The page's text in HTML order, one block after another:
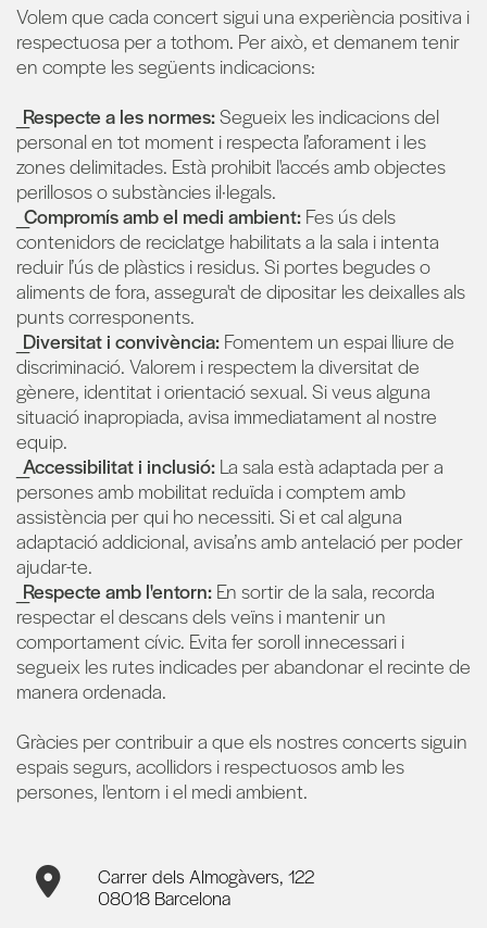
Volem que cada concert sigui una experiència positiva i
respectuosa per a tothom. Per això, et demanem tenir
en compte les següents indicacions:
_Respecte a les normes:Segueix les indicacions del
personal en tot moment i respecta l’aforament i les
zones delimitades. Està prohibit l'accés amb objectes
perillosos o substàncies il·legals.
_Compromís amb el medi ambient: Fes ús dels
contenidors de reciclatge habilitats a la sala i intenta
reduir l’ús de plàstics i residus. Si portes begudes o
aliments de fora, assegura't de dipositar les deixalles als
punts corresponents.
_Diversitat i convivència: Fomentem un espai lliure de
discriminació. Valorem i respectem la diversitat de
gènere, identitat i orientació sexual. Si veus alguna
situació inapropiada, avisa immediatament al nostre
equip.
_Accessibilitat i inclusió: La sala està adaptada per a
persones amb mobilitat reduïda i comptem amb
assistència per qui ho necessiti. Si et cal alguna
adaptació addicional, avisa’ns amb antelació per poder
ajudar-te.
_Respecte amb l'entorn: En sortir de la sala, recorda
respectar el descans dels veïns i mantenir un
comportament cívic. Evita fer soroll innecessari i
segueix les rutes indicades per abandonar el recinte de
manera ordenada.
Gràcies per contribuir a que els nostres concerts siguin
espais segurs, acollidors i respectuosos amb les
persones, l'entorn i el medi ambient.
Carrer dels Almogàvers, 122
08018 Barcelona